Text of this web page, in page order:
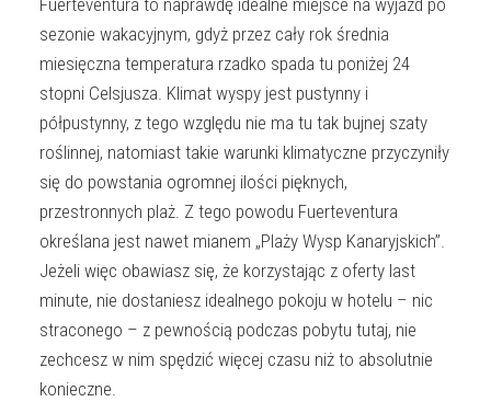
sezonie wakacyjnym, gdyż przez cały rok średnia
miesięczna temperatura rzadko spada tu poniżej 24
stopni Celsjusza. Klimat wyspy jest pustynny i
półpustynny, z tego względu nie ma tu tak bujnej szaty
roślinnej, natomiast takie warunki klimatyczne przyczyniły
się do powstania ogromnej ilości pięknych,
przestronnych plaż. Z tego powodu Fuerteventura
określana jest nawet mianem „Plaży Wysp Kanaryjskich”.
Jeżeli więc obawiasz się, że korzystając z oferty last
minute, nie dostaniesz idealnego pokoju w hotelu – nic
straconego – z pewnością podczas pobytu tutaj, nie
zechcesz w nim spędzić więcej czasu niż to absolutnie
konieczne.